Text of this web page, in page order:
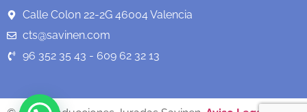
Calle Colon 22-2G 46004 Valencia
cts@savinen.com
96 352 35 43 - 609 62 32 13